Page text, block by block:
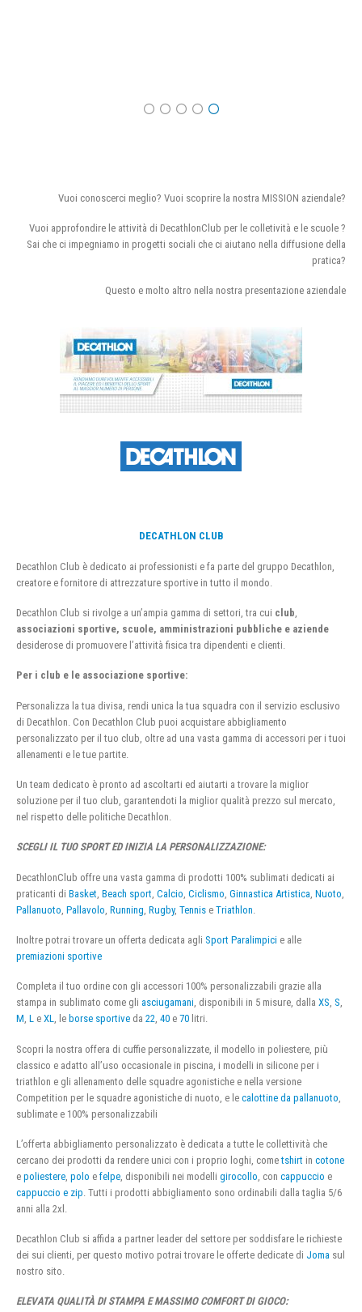
Vuoi conoscerci meglio? Vuoi scoprire la nostra MISSION aziendale?
Vuoi approfondire le attività di DecathlonClub per le colletività e le scuole ?
Sai che ci impegniamo in progetti sociali che ci aiutano nella diffusione della
pratica?
Questo e molto altro nella nostra presentazione aziendale
DECATHLON CLUB
Decathlon Club è dedicato ai professionisti e fa parte del gruppo Decathlon,
creatore e fornitore di attrezzature sportive in tutto il mondo.
Decathlon Club si rivolge a un’ampia gamma di settori, tra cui club
associazioni sportive, scuole, amministrazioni pubbliche e aziende
desiderose di promuovere l’attività fisica tra dipendenti e clienti.
Per i club e le associazione sportive:
Personalizza la tua divisa, rendi unica la tua squadra con il servizio esclusivo
di Decathlon. Con Decathlon Club puoi acquistare abbigliamento
personalizzato per il tuo club, oltre ad una vasta gamma di accessori per i tuoi
allenamenti e le tue partite.
Un team dedicato è pronto ad ascoltarti ed aiutarti a trovare la miglior
soluzione per il tuo club, garantendoti la miglior qualità prezzo sul mercato,
nel rispetto delle politiche Decathlon.
SCEGLI IL TUO SPORT ED INIZIA LA PERSONALIZZAZIONE:
DecathlonClub offre una vasta gamma di prodotti 100% sublimati dedicati ai
praticanti di Basket Beach sport Calcio Ciclismo Ginnastica Artistica Nuoto
Pallanuoto Pallavolo Running Rugby, Tennis e Triathlon
Inoltre potrai trovare un offerta dedicata agli Sport Paralimpici e alle
premiazioni sportive
Completa il tuo ordine con gli accessori 100% personalizzabili grazie alla
stampa in sublimato come gli asciugamani, disponibili in 5 misure, dalla XS, S,
M, L e XL, le borse sportive da 22, 40 e 70 litri.
Scopri la nostra offera di cuffie personalizzate, il modello in poliestere, più
classico e adatto all’uso occasionale in piscina, i modelli in silicone per i
triathlon e gli allenamento delle squadre agonistiche e nella versione
Competition per le squadre agonistiche di nuoto, e le calottine da pallanuoto
sublimate e 100% personalizzabili
L’offerta abbigliamento personalizzato è dedicata a tutte le collettività che
cercano dei prodotti da rendere unici con i proprio loghi, cometshirt in cotone
e poliestere polo e felpe , disponibili nei modelli girocollo , con cappuccio e
cappuccio e zip . Tutti i prodotti abbigliamento sono ordinabili dalla taglia 5/6
anni alla 2xl.
Decathlon Club si affida a partner leader del settore per soddisfare le richieste
dei sui clienti, per questo motivo potrai trovare le offerte dedicate di Joma sul
nostro sito.
ELEVATA QUALITÀ DI STAMPA E MASSIMO COMFORT DI GIOCO: